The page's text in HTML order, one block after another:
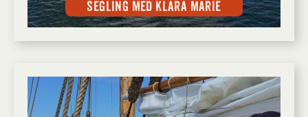
segling med Klara Marie